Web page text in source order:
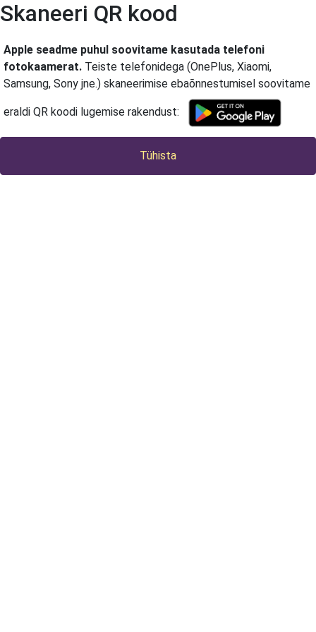
Skaneeri QR kood
Apple seadme puhul soovitame kasutada telefoni
fotokaamerat. Teiste telefonidega (OnePlus, Xiaomi,
Samsung, Sony jne.) skaneerimise ebaõnnestumisel soovitame
eraldi QR koodi lugemise rakendust:
Tühista